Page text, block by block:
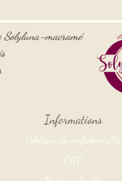
Solyluna-macramé
Informations
Politique de confidentialité
CGV